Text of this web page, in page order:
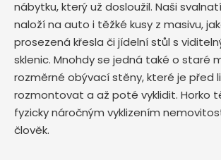
nábytku, který už dosloužil. Naši
naloží na auto i těžké kusy z masivu,
prosezená křesla či jídelní stůl s
sklenic. Mnohdy se jedná také o staré
rozměrné obývací stěny, které je před
rozmontovat a až poté vyklidit. Horko
fyzicky náročným vyklizením
člověk.